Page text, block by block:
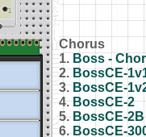
Chorus
1. Boss -
2.BossCE-
3.BossCE-
4.BossCE-2
5.BossCE-2B
6.BossCE-